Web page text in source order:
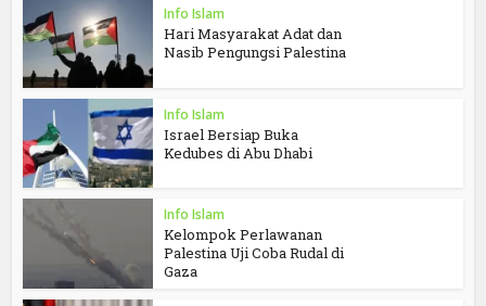
Info Islam
Hari Masyarakat Adat dan
Nasib Pengungsi Palestina
Info Islam
Israel Bersiap Buka
Kedubes di Abu Dhabi
Info Islam
Kelompok Perlawanan
Palestina Uji Coba Rudal di
Gaza